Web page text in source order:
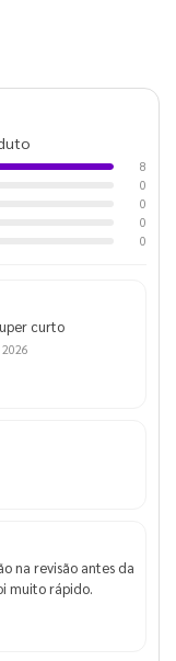
8
0
0
0
0
curto
na revisão antes da
muito rápido.